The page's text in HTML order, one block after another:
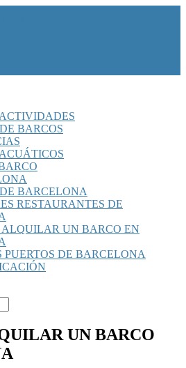
BARCOS
BARCELONA
RESTAURANTES DE
ALQUILAR UN BARCO EN
PUERTOS DE BARCELONA
UN BARCO